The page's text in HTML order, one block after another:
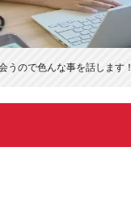
うので色んな事を話します！